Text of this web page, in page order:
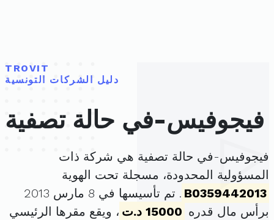
TROVIT
دليل الشركات التونسية
فيجوفيس-في حالة تصفية
فيجوفيس-في حالة تصفية هي شركة ذات
المسؤولية المحدودة، مسجلة تحت الهوية
B0359442013
. تم تأسيسها في 8 مارس 2013
برأس مال قدره 15000 د.ت
، ويقع مقرها الرئيسي